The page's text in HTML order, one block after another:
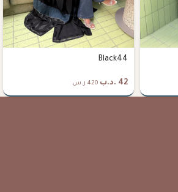
Black44
42 .د.ب 420 ر.س